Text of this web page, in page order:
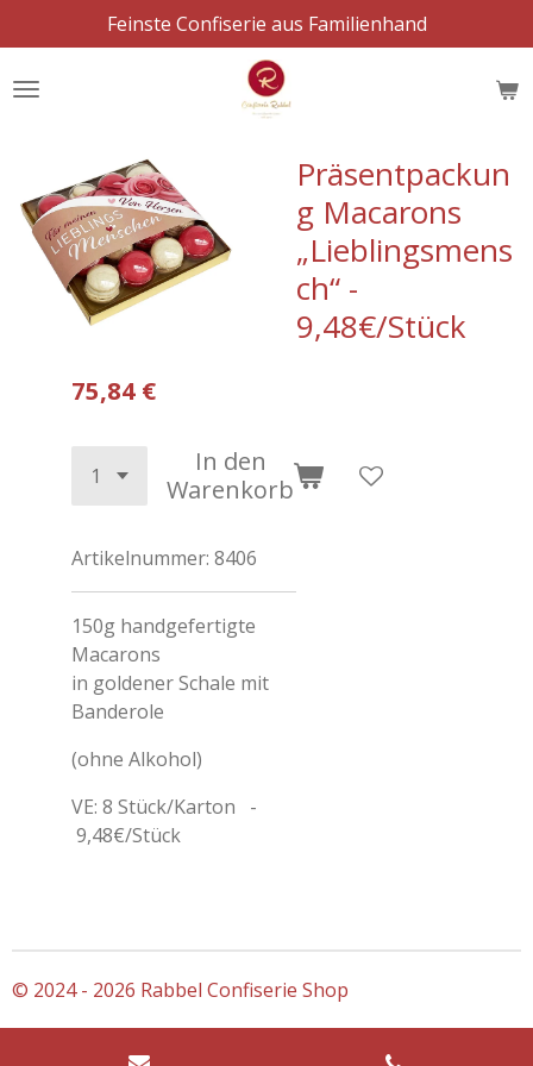
Hauptinhalt
springen
Feinste Confiserie aus Familienhand
Präsentpackun
g Macarons
„Lieblingsmens
ch“ -
9,48€/Stück
75,84 €
In den
Warenkorb
Artikelnummer: 8406
150g handgefertigte
Macarons
in goldener Schale mit
Banderole
(ohne Alkohol)
VE: 8 Stück/Karton -
9,48€/Stück
© 2024 - 2026 Rabbel Confiserie Shop